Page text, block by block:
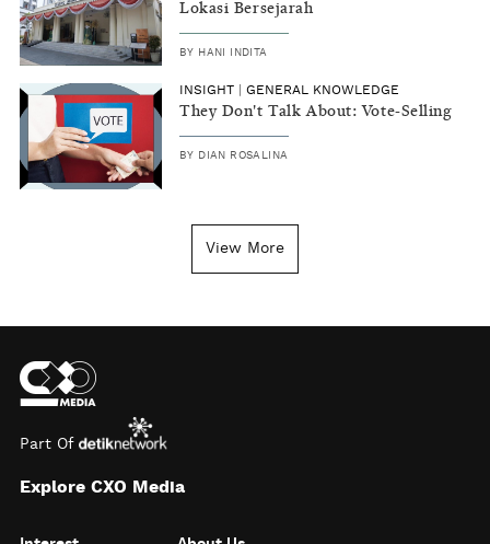
Lokasi Bersejarah
BY HANI INDITA
INSIGHT GENERAL KNOWLEDGE
They Don't Talk About: Vote-Selling
BY DIAN ROSALINA
View More
Part Of
Explore CXO Media